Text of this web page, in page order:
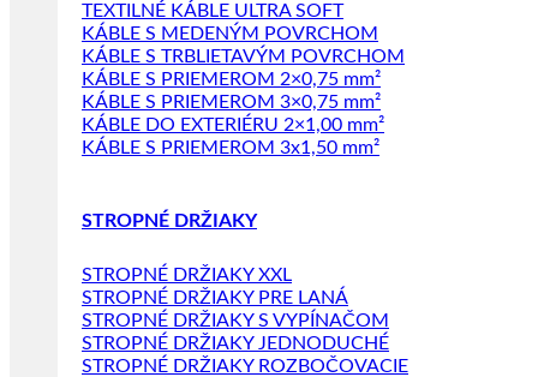
TEXTILNÉ KÁBLE ULTRA SOFT
KÁBLE S MEDENÝM POVRCHOM
KÁBLE S TRBLIETAVÝM POVRCHOM
KÁBLE S PRIEMEROM 2×0,75 mm²
KÁBLE S PRIEMEROM 3×0,75 mm²
KÁBLE DO EXTERIÉRU 2×1,00 mm²
KÁBLE S PRIEMEROM 3x1,50 mm²
STROPNÉ DRŽIAKY
STROPNÉ DRŽIAKY XXL
STROPNÉ DRŽIAKY PRE LANÁ
STROPNÉ DRŽIAKY S VYPÍNAČOM
STROPNÉ DRŽIAKY JEDNODUCHÉ
STROPNÉ DRŽIAKY ROZBOČOVACIE